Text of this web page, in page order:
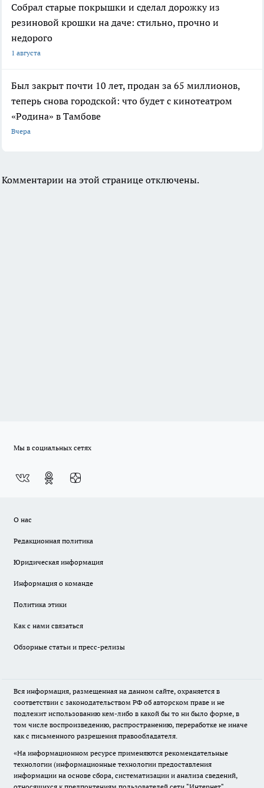
Собрал старые покрышки и сделал дорожку из
резиновой крошки на даче: стильно, прочно и
недорого
1 августа
Был закрыт почти 10 лет, продан за 65 миллионов,
теперь снова городской: что будет с кинотеатром
«Родина» в Тамбове
Вчера
Комментарии на этой странице отключены.
Мы в социальных сетях
О нас
Редакционная политика
Юридическая информация
Информация о команде
Политика этики
Как с нами связаться
Обзорные статьи и пресс-релизы
Вся информация, размещенная на данном сайте, охраняется в
соответствии с законодательством РФ об авторском праве и не
подлежит использованию кем-либо в какой бы то ни было форме, в
том числе воспроизведению, распространению, переработке не иначе
как с письменного разрешения правообладателя.
«На информационном ресурсе применяются рекомендательные
технологии (информационные технологии предоставления
информации на основе сбора, систематизации и анализа сведений,